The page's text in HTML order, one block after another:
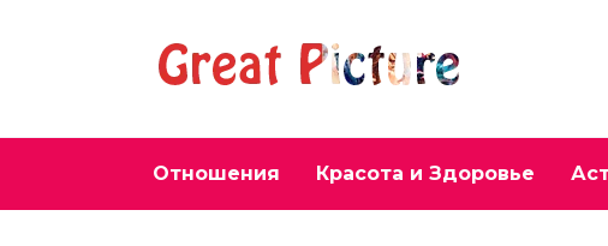
Отношения Красота и Здоровье